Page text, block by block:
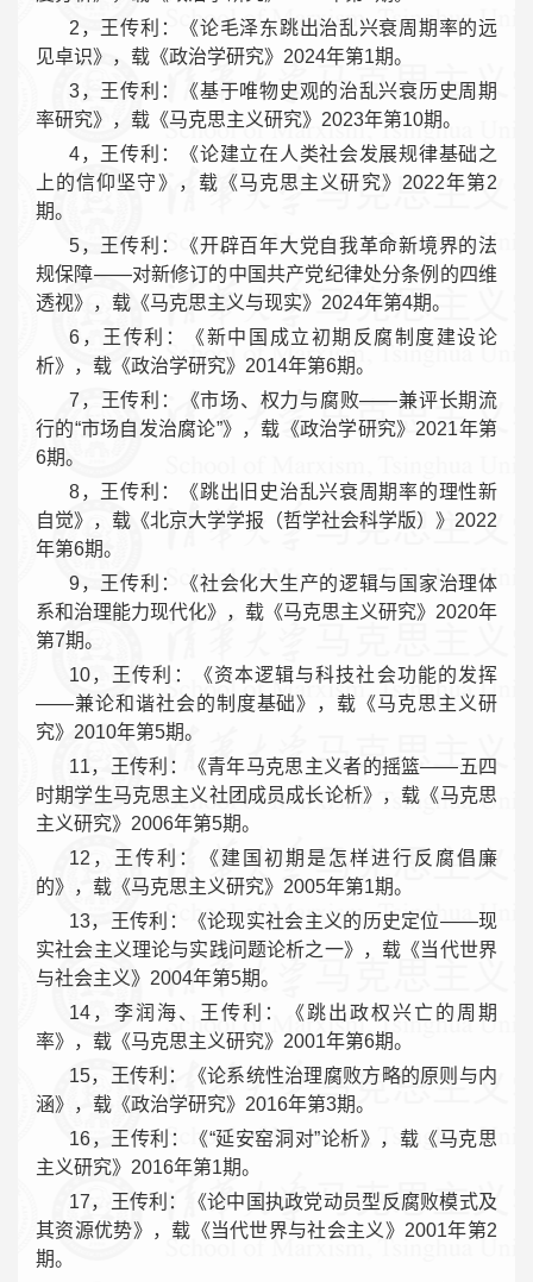
2，王传利：《论毛泽东跳出治乱兴衰周期率的远
见卓识》，载《政治学研究》2024年第1期。
3，王传利：《基于唯物史观的治乱兴衰历史周期
率研究》，载《马克思主义研究》2023年第10期。
4，王传利：《论建立在人类社会发展规律基础之
上的信仰坚守》，载《马克思主义研究》2022年第2
期。
5，王传利：《开辟百年大党自我革命新境界的法
规保障——对新修订的中国共产党纪律处分条例的四维
透视》，载《马克思主义与现实》2024年第4期。
6，王传利：《新中国成立初期反腐制度建设论
析》，载《政治学研究》2014年第6期。
7，王传利：《市场、权力与腐败——兼评长期流
行的“市场自发治腐论”》，载《政治学研究》2021年第
6期。
8，王传利：《跳出旧史治乱兴衰周期率的理性新
自觉》，载《北京大学学报（哲学社会科学版）》2022
年第6期。
9，王传利：《社会化大生产的逻辑与国家治理体
系和治理能力现代化》，载《马克思主义研究》2020年
第7期。
10，王传利：《资本逻辑与科技社会功能的发挥
——兼论和谐社会的制度基础》，载《马克思主义研
究》2010年第5期。
11，王传利：《青年马克思主义者的摇篮——五四
时期学生马克思主义社团成员成长论析》，载《马克思
主义研究》2006年第5期。
12，王传利：《建国初期是怎样进行反腐倡廉
的》，载《马克思主义研究》2005年第1期。
13，王传利：《论现实社会主义的历史定位——现
实社会主义理论与实践问题论析之一》，载《当代世界
与社会主义》2004年第5期。
14，李润海、王传利：《跳出政权兴亡的周期
率》，载《马克思主义研究》2001年第6期。
15，王传利：《论系统性治理腐败方略的原则与内
涵》，载《政治学研究》2016年第3期。
16，王传利：《“延安窑洞对”论析》，载《马克思
主义研究》2016年第1期。
17，王传利：《论中国执政党动员型反腐败模式及
其资源优势》，载《当代世界与社会主义》2001年第2
期。